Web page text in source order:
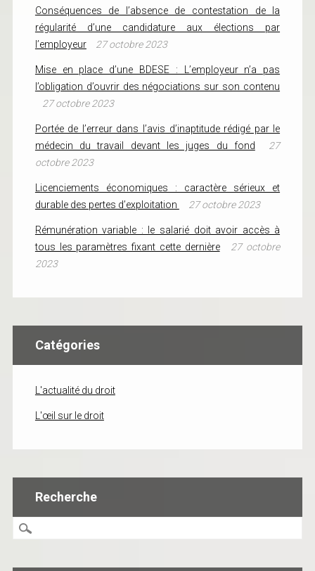
Conséquences de l’absence de contestation de la
régularité d’une candidature aux élections par
l’employeur
27 octobre 2023
Mise en place d’une BDESE : L’employeur n’a pas
l’obligation d’ouvrir des négociations sur son contenu
27 octobre 2023
Portée de l’erreur dans l’avis d’inaptitude rédigé par le
médecin du travail devant les juges du fond
27
octobre 2023
Licenciements économiques : caractère sérieux et
durable des pertes d’exploitation
27 octobre 2023
Rémunération variable : le salarié doit avoir accès à
tous les paramètres fixant cette dernière
27 octobre
2023
Catégories
L'actualité du droit
L'œil sur le droit
Recherche